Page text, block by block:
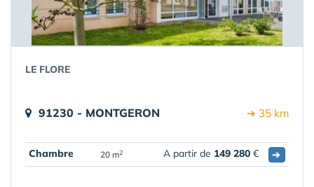
LE FLORE
91230 - MONTGERON ➔ 35 km
Chambre 20 m2 A partir de 149 280 € ➔